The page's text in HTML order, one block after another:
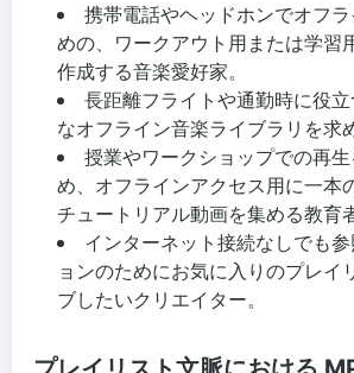
携帯電話やヘッドホンでオフ
めの、ワークアウト用または学習
作成する音楽愛好家。
長距離フライトや通勤時に役
なオフライン音楽ライブラリを求
授業やワークショップでの再
め、オフラインアクセス用に一本
チュートリアル動画を集める教育
インターネット接続なしでも
ョンのためにお気に入りのプレイ
ブしたいクリエイター。